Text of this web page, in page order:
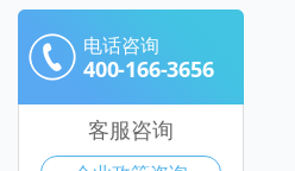
电话咨询
400-166-3656
客服咨询